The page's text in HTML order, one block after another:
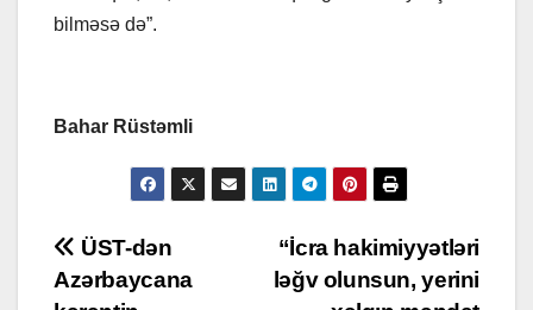
bilməsə də”.
Bahar Rüstəmli
Post
“İcra hakimiyyətləri
ləğv olunsun, yerini
ÜST-dən
Azərbaycana